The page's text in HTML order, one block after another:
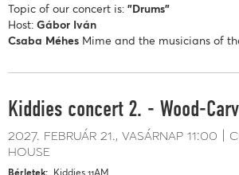
Topic of our concert is: "Drums"
Host: Gábor Iván
Csaba Méhes Mime and the musicians of
Kiddies concert 2. - Wood-
2027. február 21. vasárnap 11:00
house
Bérletek Kiddies 11AM